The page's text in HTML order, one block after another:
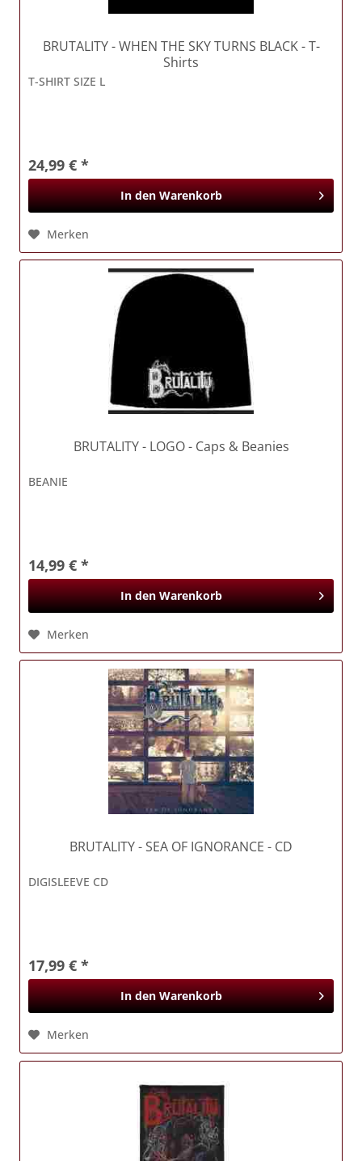
BRUTALITY- WHEN THE SKY TURNS BLACK - T-
Shirts
T-SHIRT SIZE L
24,99 € *
In den Warenkorb
Merken
BRUTALITY- LOGO - Caps & Beanies
BEANIE
14,99 € *
In den Warenkorb
Merken
BRUTALITY- SEA OF IGNORANCE - CD
DIGISLEEVE CD
17,99 € *
In den Warenkorb
Merken